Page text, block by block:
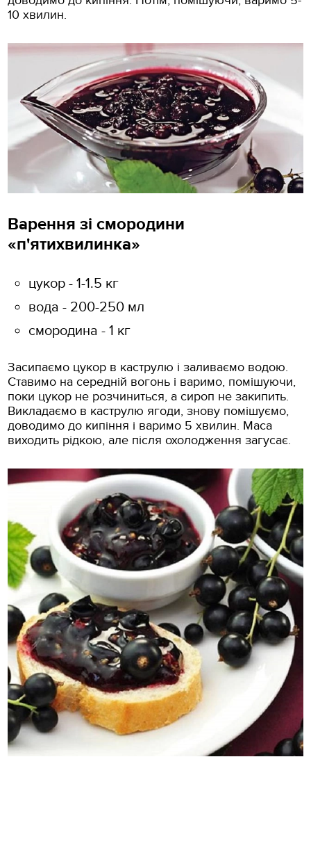
10 хвилин.
Варення зі смородини
«п'ятихвилинка»
цукор - 1-1.5 кг
вода - 200-250 мл
смородина - 1 кг
Засипаємо цукор в каструлю і заливаємо водою.
Ставимо на середній вогонь і варимо, помішуючи,
поки цукор не розчиниться, а сироп не закипить.
Викладаємо в каструлю ягоди, знову помішуємо,
доводимо до кипіння і варимо 5 хвилин. Маса
виходить рідкою, але після охолодження загусає.